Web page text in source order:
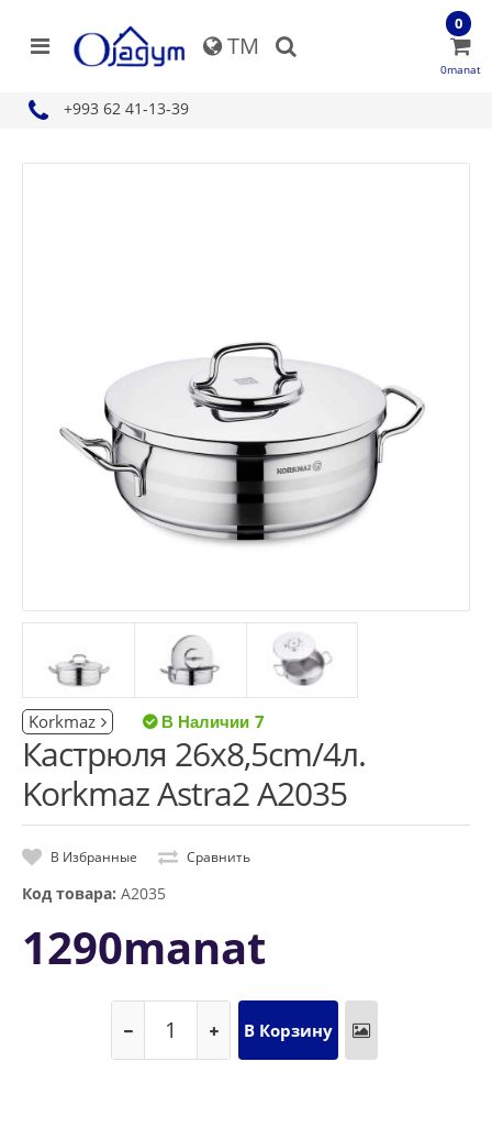
TM
+993 62 41-13-39
0
0manat
Korkmaz 7
Кастрюля 26x8,5cm/4л.
Korkmaz Astra2 A2035
В Избранные Сравнить
Код товара: A2035
1290manat